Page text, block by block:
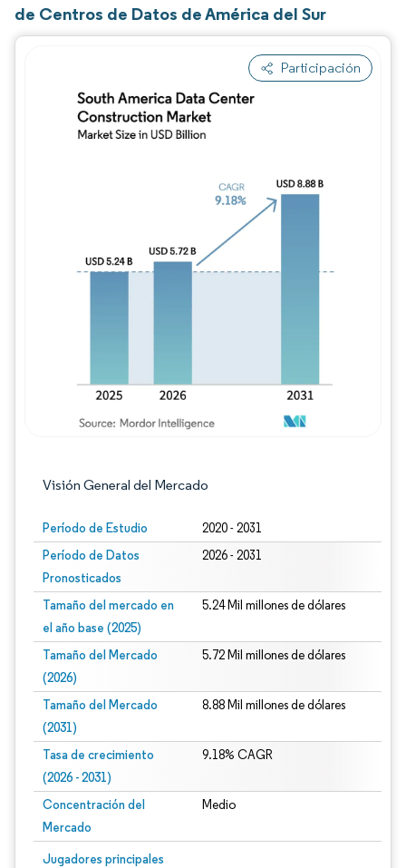
de Centros de Datos de América del Sur
Participación
Visión General del Mercado
Período de Estudio 2020 - 2031
Período de Datos
Pronosticados
2026 - 2031
Tamaño del mercado en
el año base (2025)
5.24 Mil millones de dólares
Tamaño del Mercado
(2026)
5.72 Mil millones de dólares
Tamaño del Mercado
(2031)
8.88 Mil millones de dólares
Tasa de crecimiento
(2026 - 2031)
9.18% CAGR
Concentración del
Mercado
Medio
Jugadores principales
Imagen © Mordor Intelligence. El uso requiere atribución según CC BY 4.0.
Imagen © Mordor Intelligence. El uso